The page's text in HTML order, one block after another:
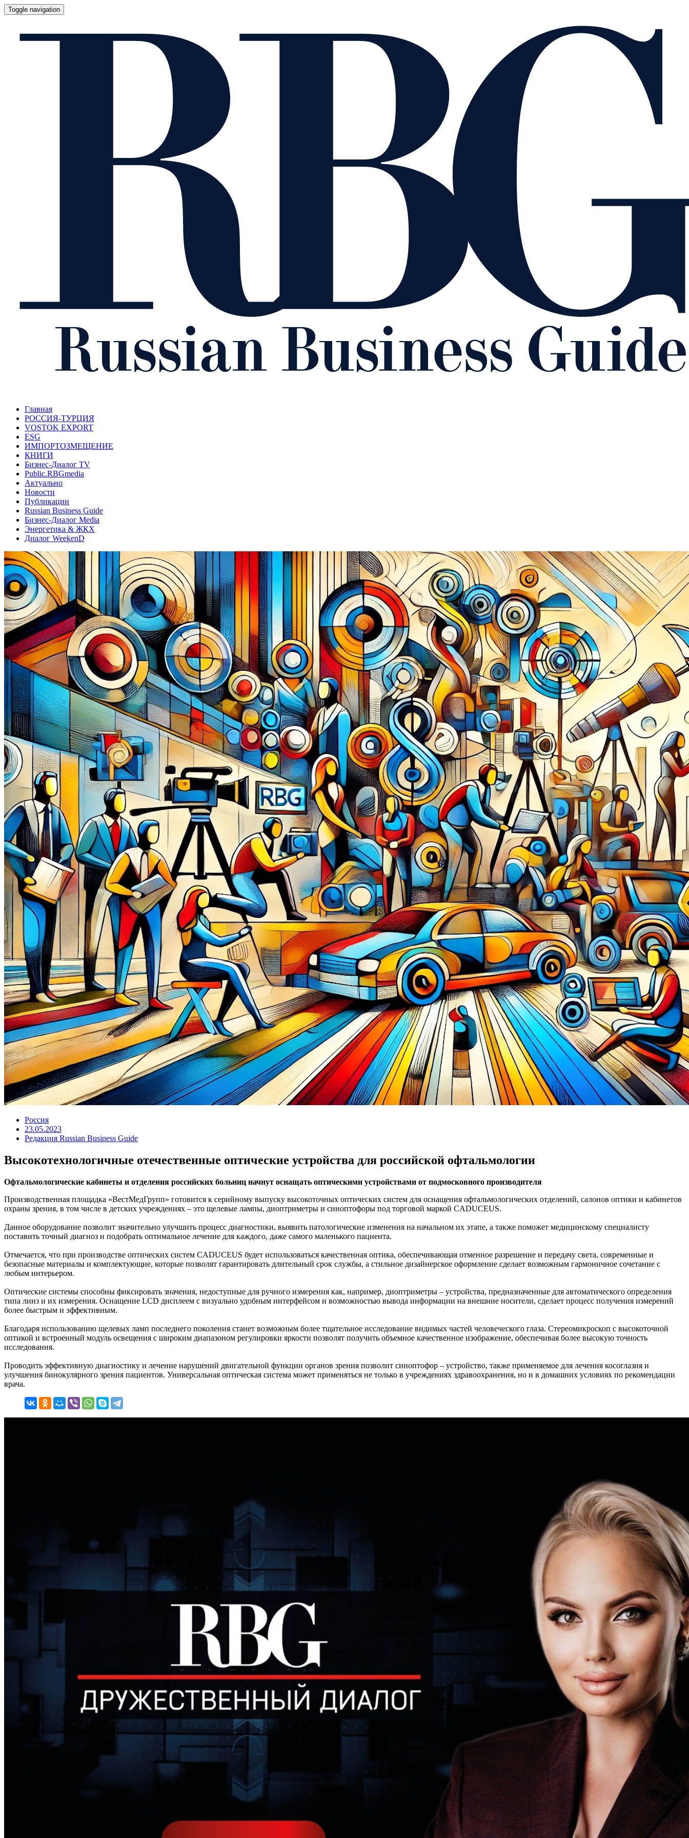
Toggle navigation
Главная
РОССИЯ-ТУРЦИЯ
VOSTOK EXPORT
ESG
ИМПОРТОЗМЕЩЕНИЕ
КНИГИ
Бизнес-Диалог TV
Public.RBGmedia
Актуально
Новости
Публикации
Russian Business Guide
Бизнес-Диалог Media
Энергетика & ЖКХ
Диалог WeekenD
Россия
23.05.2023
Редакция Russian Business Guide
Высокотехнологичные отечественные оптические устройства для российской офтальмологии
Офтальмологические кабинеты и отделения российских больниц начнут оснащать оптическими устройствами от подмосковного производителя
Производственная площадка «ВестМедГрупп» готовится к серийному выпуску высокоточных оптических систем для оснащения офтальмологических отделений, салонов оптики и кабинетов
охраны зрения, в том числе в детских учреждениях – это щелевые лампы, диоптриметры и синоптофоры под торговой маркой CADUCEUS.
Данное оборудование позволит значительно улучшить процесс диагностики, выявить патологические изменения на начальном их этапе, а также поможет медицинскому специалисту
поставить точный диагноз и подобрать оптимальное лечение для каждого, даже самого маленького пациента.
Отмечается, что при производстве оптических систем CADUCEUS будет использоваться качественная оптика, обеспечивающая отменное разрешение и передачу света, современные и
безопасные материалы и комплектующие, которые позволят гарантировать длительный срок службы, а стильное дизайнерское оформление сделает возможным гармоничное сочетание с
любым интерьером.
Оптические системы способны фиксировать значения, недоступные для ручного измерения как, например, диоптриметры – устройства, предназначенные для автоматического определения
типа линз и их измерения. Оснащение LCD дисплеем с визуально удобным интерфейсом и возможностью вывода информации на внешние носители, сделает процесс получения измерений
более быстрым и эффективным.
Благодаря использованию щелевых ламп последнего поколения станет возможным более тщательное исследование видимых частей человеческого глаза. Стереомикроскоп с высокоточной
оптикой и встроенный модуль освещения с широким диапазоном регулировки яркости позволят получить объемное качественное изображение, обеспечивая более высокую точность
исследования.
Проводить эффективную диагностику и лечение нарушений двигательной функции органов зрения позволит синоптофор – устройство, также применяемое для лечения косоглазия и
улучшения бинокулярного зрения пациентов. Универсальная оптическая система может применяться не только в учреждениях здравоохранения, но и в домашних условиях по рекомендации
врача.